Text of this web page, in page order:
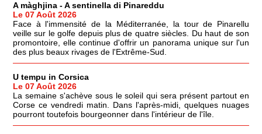
A màghjina - A sentinella di Pinareddu
Le 07 Août 2026
Face à l'immensité de la Méditerranée, la tour de Pinarellu
veille sur le golfe depuis plus de quatre siècles. Du haut de son
promontoire, elle continue d'offrir un panorama unique sur l'un
des plus beaux rivages de l'Extrême-Sud.
U tempu in Corsica
Le 07 Août 2026
La semaine s'achève sous le soleil qui sera présent partout en
Corse ce vendredi matin. Dans l'après-midi, quelques nuages
pourront toutefois bourgeonner dans l'intérieur de l'île.